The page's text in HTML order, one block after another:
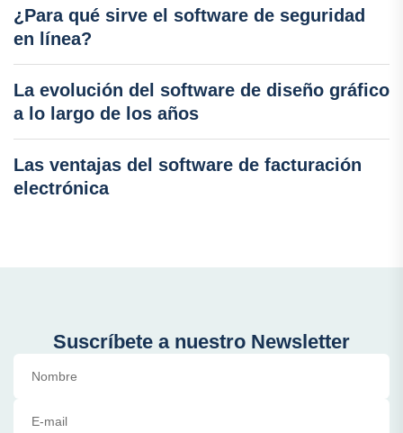
¿Para qué sirve el software de seguridad
en línea?
La evolución del software de diseño gráfico
a lo largo de los años
Las ventajas del software de facturación
electrónica
Suscríbete a nuestro Newsletter